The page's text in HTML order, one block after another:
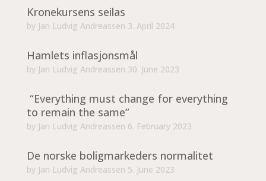
Kronekursens seilas
by Jan Ludvig Andreassen 3. April 2024
Hamlets inflasjonsmål
by Jan Ludvig Andreassen 30. June 2023
“Everything must change for everything
to remain the same”
by Jan Ludvig Andreassen 6. February 2023
De norske boligmarkeders normalitet
by Jan Ludvig Andreassen 5. June 2023